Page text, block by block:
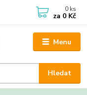
Menu
Hledat
0 ks
za 0 Kč